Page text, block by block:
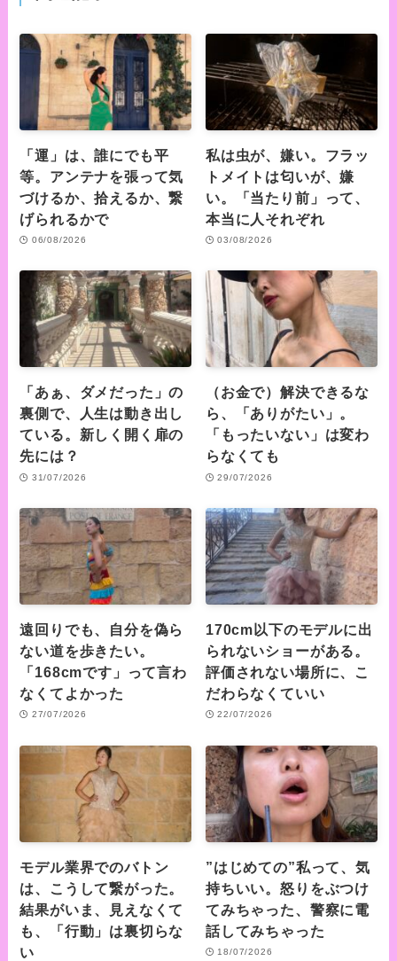
「運」は、誰にでも平
等。アンテナを張って気
づけるか、拾えるか、繋
げられるかで
06/08/2026
私は虫が、嫌い。フラッ
トメイトは匂いが、嫌
い。「当たり前」って、
本当に人それぞれ
03/08/2026
「あぁ、ダメだった」の
裏側で、人生は動き出し
ている。新しく開く扉の
先には？
31/07/2026
（お金で）解決できるな
ら、「ありがたい」。
「もったいない」は変わ
らなくても
29/07/2026
遠回りでも、自分を偽ら
ない道を歩きたい。
「168cmです」って言わ
なくてよかった
27/07/2026
170cm以下のモデルに出
られないショーがある。
評価されない場所に、こ
だわらなくていい
22/07/2026
モデル業界でのバトン
は、こうして繋がった。
結果がいま、見えなくて
も、「行動」は裏切らな
い
”はじめての”私って、気
持ちいい。怒りをぶつけ
てみちゃった、警察に電
話してみちゃった
18/07/2026